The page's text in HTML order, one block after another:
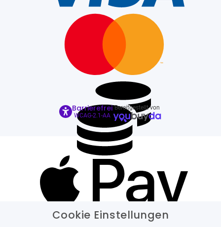
Barrierefrei
WCAG-2.1-AA
Bereitgestellt von
Cookie Einstellungen